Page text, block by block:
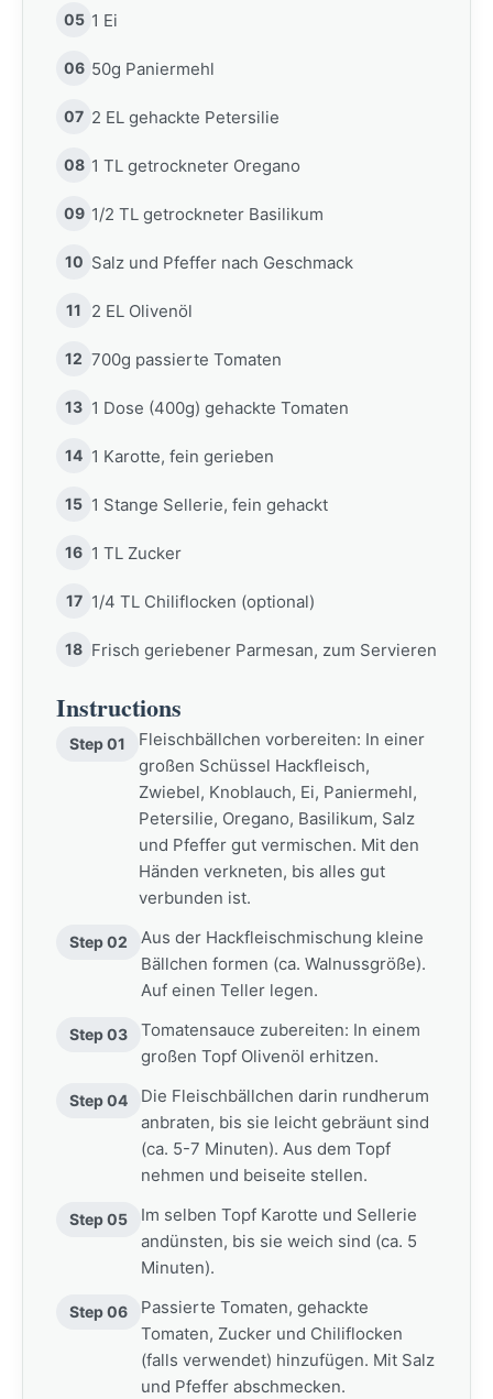
05 1 Ei
06 50g Paniermehl
07 2 EL gehackte Petersilie
08 1 TL getrockneter Oregano
09 1/2 TL getrockneter Basilikum
10 Salz und Pfeffer nach Geschmack
11 2 EL Olivenöl
12 700g passierte Tomaten
13 1 Dose (400g) gehackte Tomaten
14 1 Karotte, fein gerieben
15 1 Stange Sellerie, fein gehackt
16 1 TL Zucker
17 1/4 TL Chiliflocken (optional)
18 Frisch geriebener Parmesan, zum Servieren
Instructions
Step 01
Fleischbällchen vorbereiten: In einer
großen Schüssel Hackfleisch,
Zwiebel, Knoblauch, Ei, Paniermehl,
Petersilie, Oregano, Basilikum, Salz
und Pfeffer gut vermischen. Mit den
Händen verkneten, bis alles gut
verbunden ist.
Step 02
Aus der Hackfleischmischung kleine
Bällchen formen (ca. Walnussgröße).
Auf einen Teller legen.
Step 03
Tomatensauce zubereiten: In einem
großen Topf Olivenöl erhitzen.
Step 04
Die Fleischbällchen darin rundherum
anbraten, bis sie leicht gebräunt sind
(ca. 5-7 Minuten). Aus dem Topf
nehmen und beiseite stellen.
Step 05
Im selben Topf Karotte und Sellerie
andünsten, bis sie weich sind (ca. 5
Minuten).
Step 06
Passierte Tomaten, gehackte
Tomaten, Zucker und Chiliflocken
(falls verwendet) hinzufügen. Mit Salz
und Pfeffer abschmecken.